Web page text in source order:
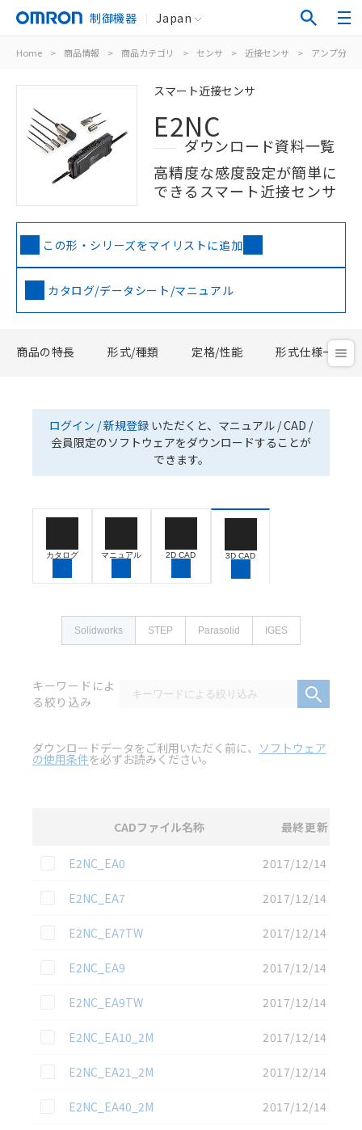
制御機器 Japan
Home > 商品情報 > 商品カテゴリ > センサ > 近接センサ > アンプ分離/
スマート近接センサ
E2NC
ダウンロード資料一覧
高精度な感度設定が簡単に
できるスマート近接センサ
この形・シリーズをマイリストに追加
カタログ/データシート/マニュアル
商品の特長 形式/種類 定格/性能 形式仕様一覧
ログイン / 新規登録 いただくと、マニュアル / CAD /
会員限定のソフトウェアをダウンロードすることが
できます。
カタログ マニュアル 2D CAD 3D CAD
Solidworks STEP Parasolid IGES
キーワードによ
る絞り込み
ダウンロードデータをご利用いただく前に、 ソフトウェア
の使用条件を必ずお読みください。
CADファイル名称 最終更新
この資料を選択
E2NC_EA0
2017/12/14
この資料を選択
E2NC_EA7
2017/12/14
この資料を選択
E2NC_EA7TW
2017/12/14
この資料を選択
E2NC_EA9
2017/12/14
この資料を選択
E2NC_EA9TW
2017/12/14
この資料を選択
E2NC_EA10_2M
2017/12/14
この資料を選択
E2NC_EA21_2M
2017/12/14
この資料を選択
E2NC_EA40_2M
2017/12/14